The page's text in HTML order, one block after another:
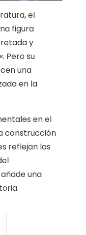
el
figura
y
«. Pero su
una
en la
en el
construcción
reflejan las
una